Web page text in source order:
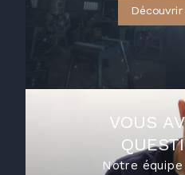
Découvrir
VOUS
Notre